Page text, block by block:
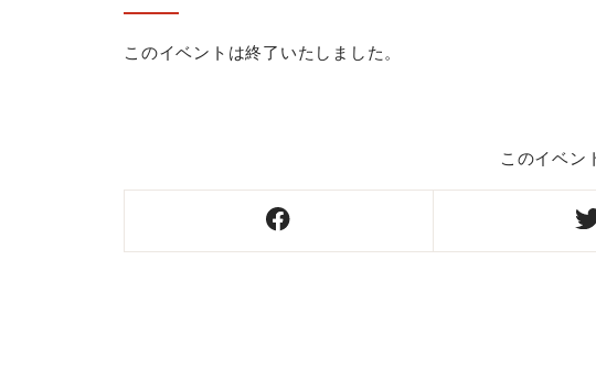
このイベントは終了いたしました。
このイベン